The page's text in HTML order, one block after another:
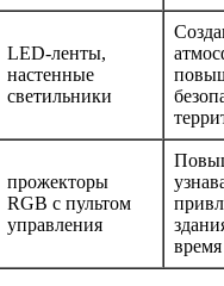
LED-ленты,
настенные
светильники
прожекторы
RGB с пультом
управления